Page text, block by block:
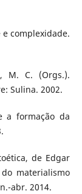
e complexidade.
M. C. (Orgs.).
Sulina. 2002.
a formação da
de Edgar
materialismo
abr. 2014.